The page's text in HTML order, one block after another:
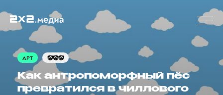
АРТ 🤡🤡🤡
Как антропоморфный пёс
превратился в чиллового